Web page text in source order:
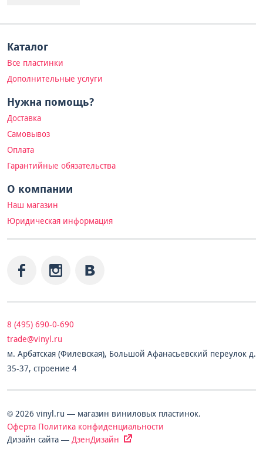
Каталог
Все пластинки
Дополнительные услуги
Нужна помощь?
Доставка
Самовывоз
Оплата
Гарантийные обязательства
О компании
Наш магазин
Юридическая информация
8 (495) 690-0-690
trade@vinyl.ru
м. Арбатская (Филевская), Большой Афанасьевский переулок д.
35-37, строение 4
© 2026 vinyl.ru — магазин виниловых пластинок.
Оферта Политика конфиденциальности
Дизайн сайта — ДзенДизайн